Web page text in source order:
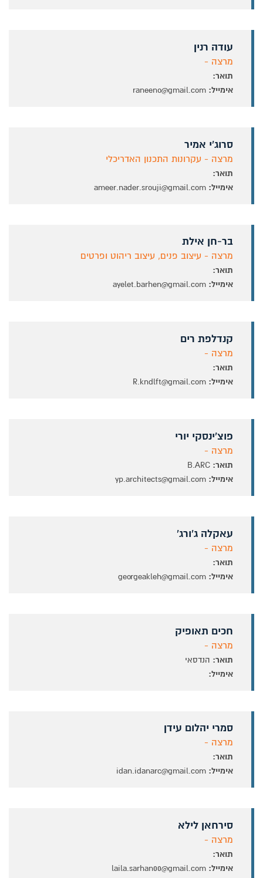
עודה רנין
מרצה -
תואר:
אימייל:raneeno@gmail.com
סרוג'י אמיר
מרצה - עקרונות התכנון האדריכלי
תואר:
אימייל:ameer.nader.srouji@gmail.com
בר-חן אילת
מרצה - עיצוב פנים, עיצוב ריהוט ופרטים
תואר:
אימייל:ayelet.barhen@gmail.com
קנדלפת רים
מרצה -
תואר:
אימייל:R.kndlft@gmail.com
פוצ'ינסקי יורי
מרצה -
תואר:B.ARC
אימייל:yp.architects@gmail.com
עאקלה ג'ורג'
מרצה -
תואר:
אימייל:georgeakleh@gmail.com
חכים תאופיק
מרצה -
תואר: הנדסאי
אימייל:
סמרי יהלום עידן
מרצה -
תואר:
אימייל:idan.idanarc@gmail.com
סירחאן לילא
מרצה -
תואר:
אימייל:laila.sarhan00@gmail.com